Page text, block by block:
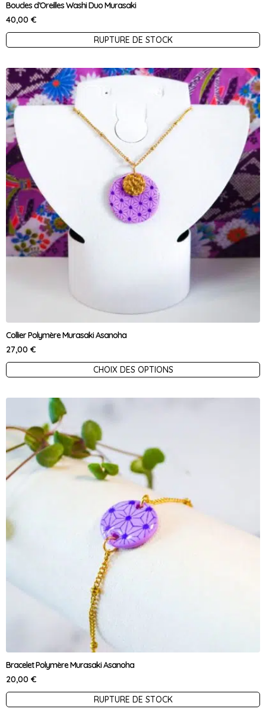
Boucles d’Oreilles Washi Duo Murasaki
40,00 €
RUPTURE DE STOCK
Ce
a
plusieurs
variations.
Les
options
peuvent
être
choisies
sur
la
page
du
produit
Collier Polymère Murasaki Asanoha
27,00 €
CHOIX DES OPTIONS
Ce
a
variations.
Les
options
peuvent
sur
la
Bracelet Polymère Murasaki Asanoha
20,00 €
RUPTURE DE STOCK
Ce